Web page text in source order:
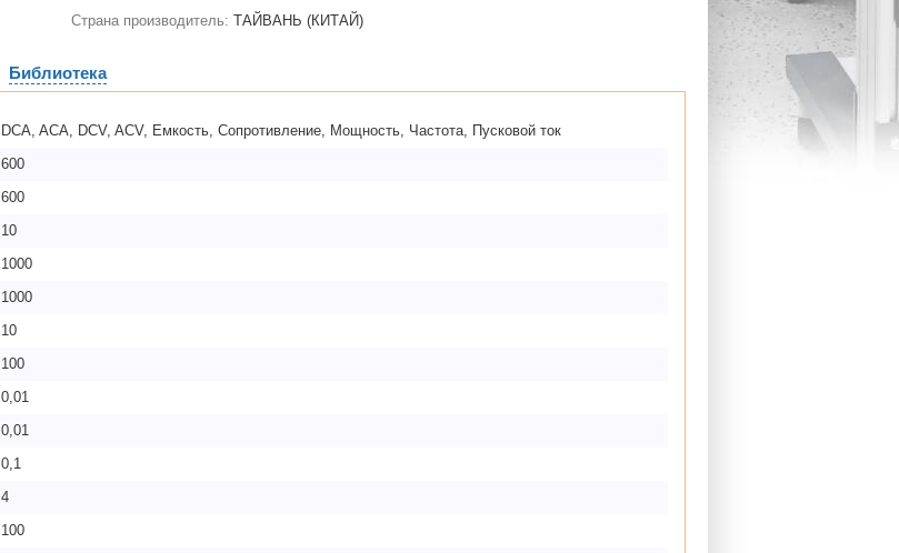
Страна производитель: ТАЙВАНЬ (КИТАЙ)
Библиотека
DCA, ACA, DCV, ACV, Емкость, Сопротивление, Мощность, Частота, Пусковой ток
600
600
10
1000
1000
10
100
0,01
0,01
0,1
4
100